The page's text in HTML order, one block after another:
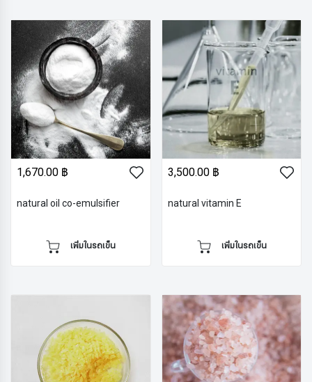
1,670.00 ฿
natural oil co-emulsifier
เพิ่มในรถเข็น
3,500.00 ฿
natural vitamin E
เพิ่มในรถเข็น